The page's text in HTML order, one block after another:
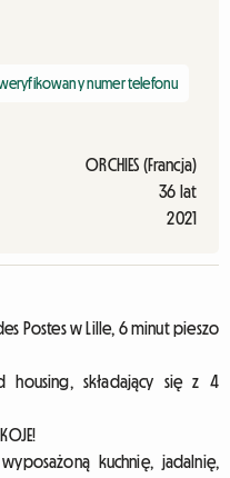
numer telefonu
ORCHIES (Francja)
36 lat
2021
Postes w Lille, 6 minut pieszo
składający się z 4
kuchnię, jadalnię,